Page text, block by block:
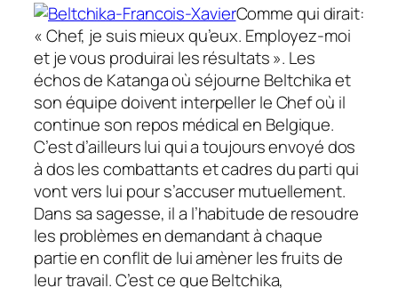
Comme qui dirait:
« Chef, je suis mieux qu’eux. Employez-moi
et je vous produirai les résultats ». Les
échos de Katanga où séjourne Beltchika et
son équipe doivent interpeller le Chef où il
continue son repos médical en Belgique.
C’est d’ailleurs lui qui a toujours envoyé dos
à dos les combattants et cadres du parti qui
vont vers lui pour s’accuser mutuellement.
Dans sa sagesse, il a l’habitude de resoudre
les problèmes en demandant à chaque
partie en conflit de lui amèner les fruits de
leur travail.C’est ce que Beltchika,